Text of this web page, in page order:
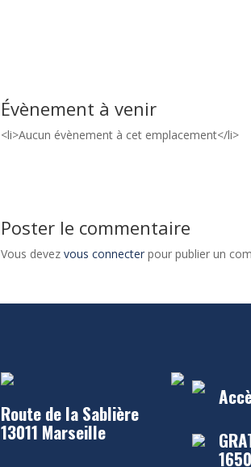
Évènement à venir
<li>Aucun évènement à cet emplacement</li>
Poster le commentaire
Vous devezvous connecter pour publier un
Route de la Sablière
13011 Marseille